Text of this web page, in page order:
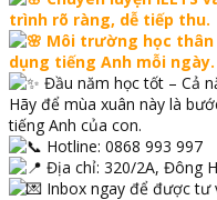
trình rõ ràng, dễ tiếp thu.
Môi trường học
dụng tiếng Anh mỗi ngày.
Đầu năm học tốt – Cả
Hãy để mùa xuân này là
tiếng Anh của con.
Hotline: 0868 993 997
Địa chỉ: 320/2A, Đông
Inbox ngay để được tư